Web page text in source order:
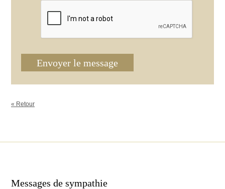
Envoyer le message
« Retour
Messages de sympathie